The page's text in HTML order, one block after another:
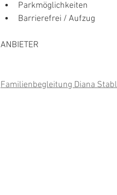
Parkmöglichkeiten
Barrierefrei / Aufzug
ANBIETER
Familienbegleitung Diana Stabl